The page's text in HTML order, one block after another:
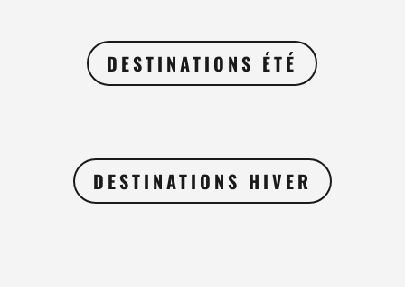
DESTINATIONS ÉTÉ
DESTINATIONS HIVER